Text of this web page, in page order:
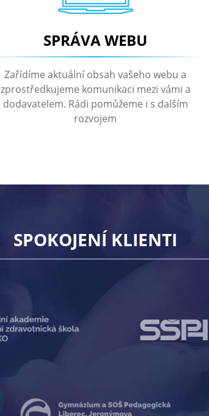
SPRÁVA WEBU
Zařídíme aktuální obsah vašeho webu a
zprostředkujeme komunikaci mezi vámi a
dodavatelem. Rádi pomůžeme i s dalším
rozvojem
SPOKOJENÍ KLIENTI